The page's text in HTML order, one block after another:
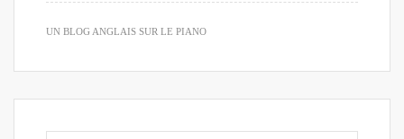
UN BLOG ANGLAIS SUR LE PIANO